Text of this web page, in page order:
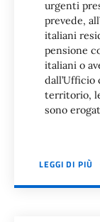
urgenti
prevede,
italiani
pensione
italiani o
territorio,
sono
LEGGI DI PIÙ